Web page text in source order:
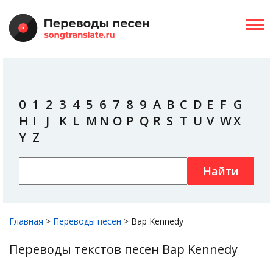
0 1 2 3 4 5 6 7 8 9 A B C D E F G
H I J K L M N O P Q R S T U V WX
Y Z
Найти
Главная > Переводы песен > Bap Kennedy
Переводы текстов песен Bap Kennedy